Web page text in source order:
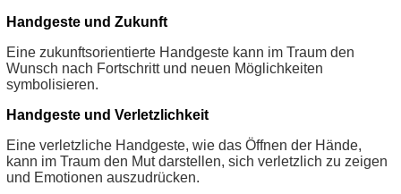
Handgeste und Zukunft
Eine zukunftsorientierte Handgeste kann im Traum den
Wunsch nach Fortschritt und neuen Möglichkeiten
symbolisieren.
Handgeste und Verletzlichkeit
Eine verletzliche Handgeste, wie das Öffnen der Hände,
kann im Traum den Mut darstellen, sich verletzlich zu zeigen
und Emotionen auszudrücken.